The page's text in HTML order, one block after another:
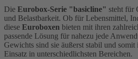
Die Eurobox-Serie "basicline" steht für
und Belastbarkeit. Ob für Lebensmittel,
diese Euroboxen bieten mit ihren
passende Lösung für nahezu jede
Gewichts sind sie äußerst stabil und
Einsatz in unterschiedlichsten Bereichen.